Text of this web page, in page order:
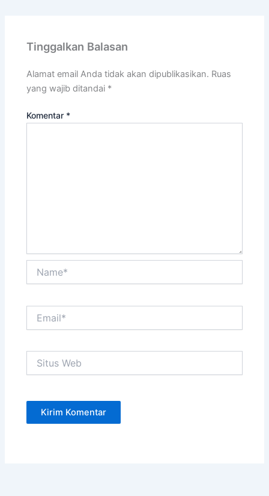
Tinggalkan Balasan
Alamat email Anda tidak akan dipublikasikan. Ruas
yang wajib ditandai *
Komentar *
Web